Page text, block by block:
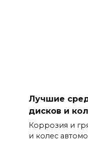
Лучшие
дисков и
Коррозия и
и колес